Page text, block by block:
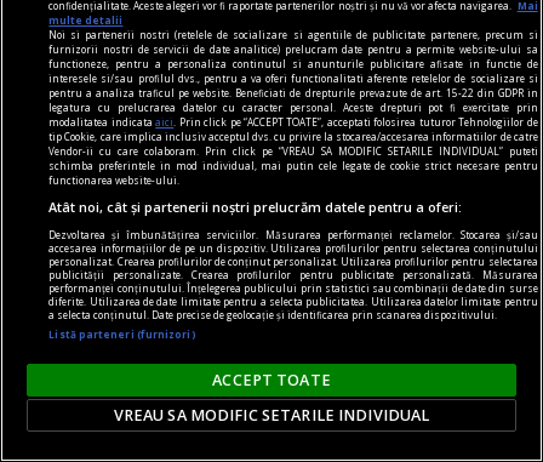
Elisabeta nr. 38), la o întâlnire cu Dan Perșa,
autorul romanului Icar 89, publicat în colecția de
literatură contemporană a Editurii Humanitas.
pentru poezie
confidențialitate. Aceste alegeri vor fi raportate partenerilor noștri și nu vă vor afecta navigarea.
Mai
multe detalii
Noi si partenerii nostri (retelele de socializare si agentiile de publicitate partenere, precum si
furnizorii nostri de servicii de date analitice) prelucram date pentru a permite website-ului sa
functioneze, pentru a personaliza continutul si anunturile publicitare afisate in functie de
interesele si/sau profilul dvs., pentru a va oferi functionalitati aferente retelelor de socializare si
pentru a analiza traficul pe website. Beneficiati de drepturile prevazute de art. 15-22 din GDPR in
legatura cu prelucrarea datelor cu caracter personal. Aceste drepturi pot fi exercitate prin
modalitatea indicataaici
. Prin click pe “ACCEPT TOATE”, acceptati folosirea tuturor Tehnologiilor de
tip Cookie, care implica inclusiv acceptul dvs. cu privire la stocarea/accesarea informatiilor de catre
Vendor-ii cu care colaboram. Prin click pe “VREAU SA MODIFIC SETARILE INDIVIDUAL” puteti
schimba preferintele in mod individual, mai putin cele legate de cookie strict necesare pentru
functionarea website-ului.
Atât noi, cât și partenerii noștri prelucrăm datele pentru a oferi:
Dezvoltarea și îmbunătățirea serviciilor. Măsurarea performanței reclamelor. Stocarea și/sau
accesarea informațiilor de pe un dispozitiv. Utilizarea profilurilor pentru selectarea conținutului
personalizat. Crearea profilurilor de conținut personalizat. Utilizarea profilurilor pentru selectarea
publicității personalizate. Crearea profilurilor pentru publicitate personalizată. Măsurarea
performanței conținutului. Înțelegerea publicului prin statistici sau combinații de date din surse
diferite. Utilizarea de date limitate pentru a selecta publicitatea. Utilizarea datelor limitate pentru
a selecta conținutul. Date precise de geolocație și identificarea prin scanarea dispozitivului.
Listă parteneri (furnizori)
ACCEPT TOATE
VREAU SA MODIFIC SETARILE INDIVIDUAL